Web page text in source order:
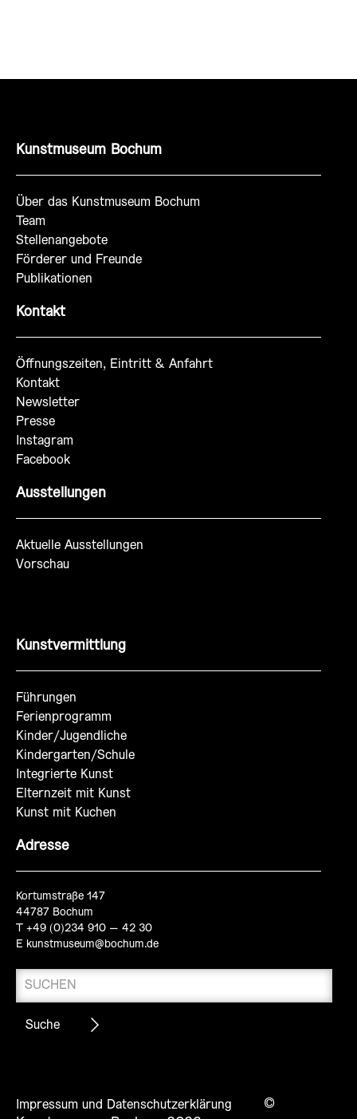
Kunstmuseum Bochum
Über das Kunstmuseum Bochum
Team
Stellenangebote
Förderer und Freunde
Publikationen
Kontakt
Öffnungszeiten, Eintritt & Anfahrt
Kontakt
Newsletter
Presse
Instagram
Facebook
Ausstellungen
Aktuelle Ausstellungen
Vorschau
Kunstvermittlung
Führungen
Ferienprogramm
Kinder/Jugendliche
Kindergarten/Schule
Integrierte Kunst
Elternzeit mit Kunst
Kunst mit Kuchen
Adresse
Kortumstraße 147
44787 Bochum
T +49 (0)234 910 – 42 30
E kunstmuseum@bochum.de
Impressum und Datenschutzerklärung
©